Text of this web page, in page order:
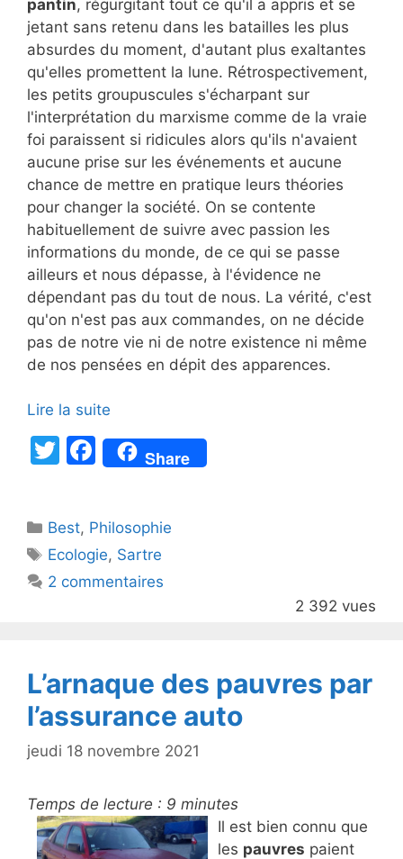
pantin, régurgitant tout ce qu'il a appris et se
jetant sans retenu dans les batailles les plus
absurdes du moment, d'autant plus exaltantes
qu'elles promettent la lune. Rétrospectivement,
les petits groupuscules s'écharpant sur
l'interprétation du marxisme comme de la vraie
foi paraissent si ridicules alors qu'ils n'avaient
aucune prise sur les événements et aucune
chance de mettre en pratique leurs théories
pour changer la société. On se contente
habituellement de suivre avec passion les
informations du monde, de ce qui se passe
ailleurs et nous dépasse, à l'évidence ne
dépendant pas du tout de nous. La vérité, c'est
qu'on n'est pas aux commandes, on ne décide
pas de notre vie ni de notre existence ni même
de nos pensées en dépit des apparences.
Lire la suite
T
er
F
a
e
b
o
Share
Catégories
Best, Philosophie
Étiquettes
Ecologie, Sartre
2 commentaires
2 392 vues
L’arnaque des pauvres par
l’assurance auto
jeudi 18 novembre 2021
Temps de lecture : 9 minutes
Il est bien connu que
les pauvres paient